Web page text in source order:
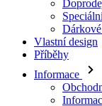
Informace
Volná
Ochrana
O nás